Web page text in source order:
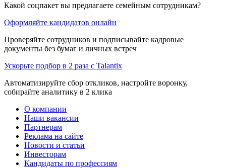
Какой соцпакет вы предлагаете семейным сотрудникам?
Оформляйте кандидатов онлайн
Проверяйте сотрудников и подписывайте кадровые
документы без бумаг и личных встреч
Ускорьте подбор в 2 раза с Talantix
Автоматизируйте сбор откликов, настройте воронку,
собирайте аналитику в 2 клика
О компании
Наши вакансии
Партнерам
Реклама на сайте
Новости и статьи
Инвесторам
Кандидаты по профессиям